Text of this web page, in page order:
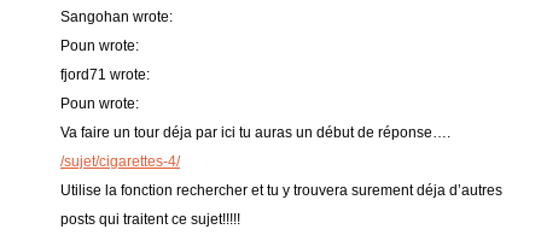
Sangohan wrote:
Poun wrote:
fjord71 wrote:
Poun wrote:
Va faire un tour déja par ici tu auras un début de réponse….
/sujet/cigarettes-4/
Utilise la fonction rechercher et tu y trouvera surement déja d’autres
posts qui traitent ce sujet!!!!!